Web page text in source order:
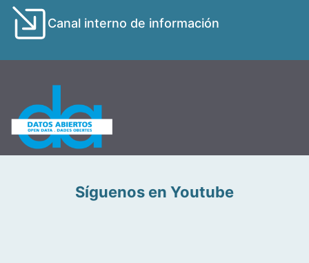
Canal interno de información
Síguenos en Youtube